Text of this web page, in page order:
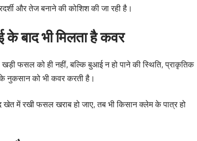
और तेज बनाने की कोशिश की जा रही है।
बाद भी मिलता है कवर
फसल को ही नहीं, बल्कि बुआई न हो पाने की स्थिति, प्राकृतिक
नुकसान को भी कवर करती है।
खेत में रखी फसल खराब हो जाए, तब भी किसान क्लेम के पात्र हो